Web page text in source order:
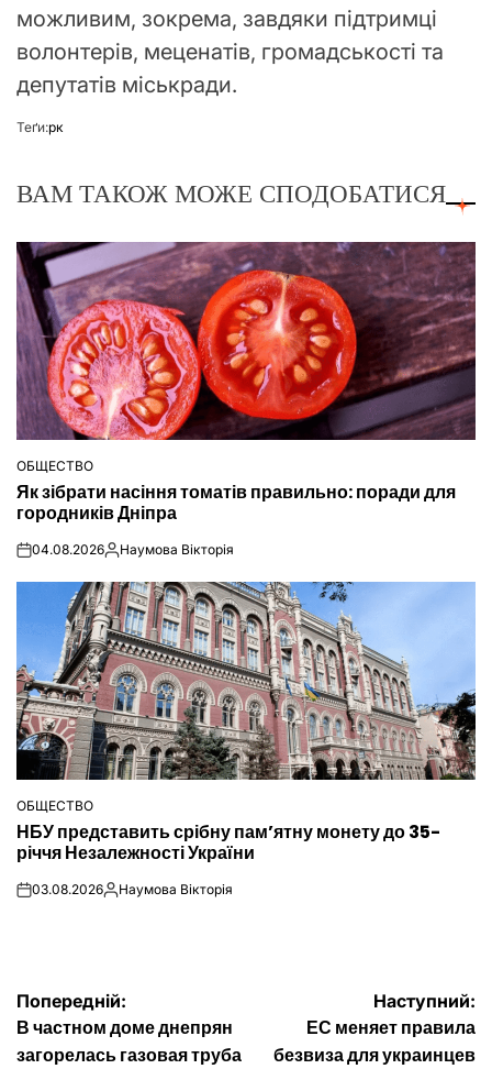
можливим, зокрема, завдяки підтримці
волонтерів, меценатів, громадськості та
депутатів міськради.
Теґи:рк
ВАМ ТАКОЖ МОЖЕ СПОДОБАТИСЯ
ОПУБЛІКУВАТИ
У
ОБЩЕСТВО
Як зібрати насіння томатів правильно: поради для
городників Дніпра
on04.08.2026Опубліковано
Наумова Вікторія
ОПУБЛІКУВАТИ
У
ОБЩЕСТВО
НБУ представить срібну пам’ятну монету до 35-
річчя Незалежності України
on03.08.2026Опубліковано
Наумова Вікторія
Навігація
записів
Попередній:
В частном доме днепрян
загорелась газовая труба
Наступний:
ЕС меняет правила
безвиза для украинцев